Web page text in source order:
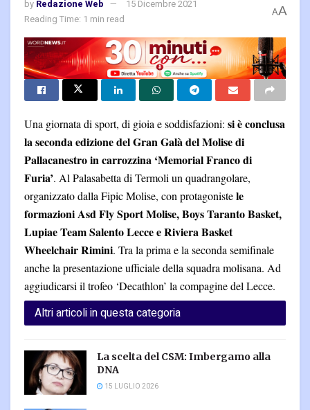
by Redazione Web
15 Dicembre 2021
Reading Time: 1 min read
AA
Una giornata di sport, di gioia e soddisfazioni: si è conclusa
la seconda edizione del Gran Galà del Molise di
Pallacanestro in carrozzina ‘Memorial Franco di
Furia’. Al Palasabetta di Termoli un quadrangolare,
organizzato dalla Fipic Molise, con protagonistele
formazioni Asd Fly Sport Molise, Boys Taranto Basket,
Lupiae Team Salento Lecce e Riviera Basket
Wheelchair Rimini. Tra la prima e la seconda semifinale
anche la presentazione ufficiale della squadra molisana. Ad
aggiudicarsi il trofeo ‘Decathlon’ la compagine del Lecce.
Altri articoli in questa categoria
La scelta del CSM: Imbergamo alla
DNA
15 LUGLIO 2026